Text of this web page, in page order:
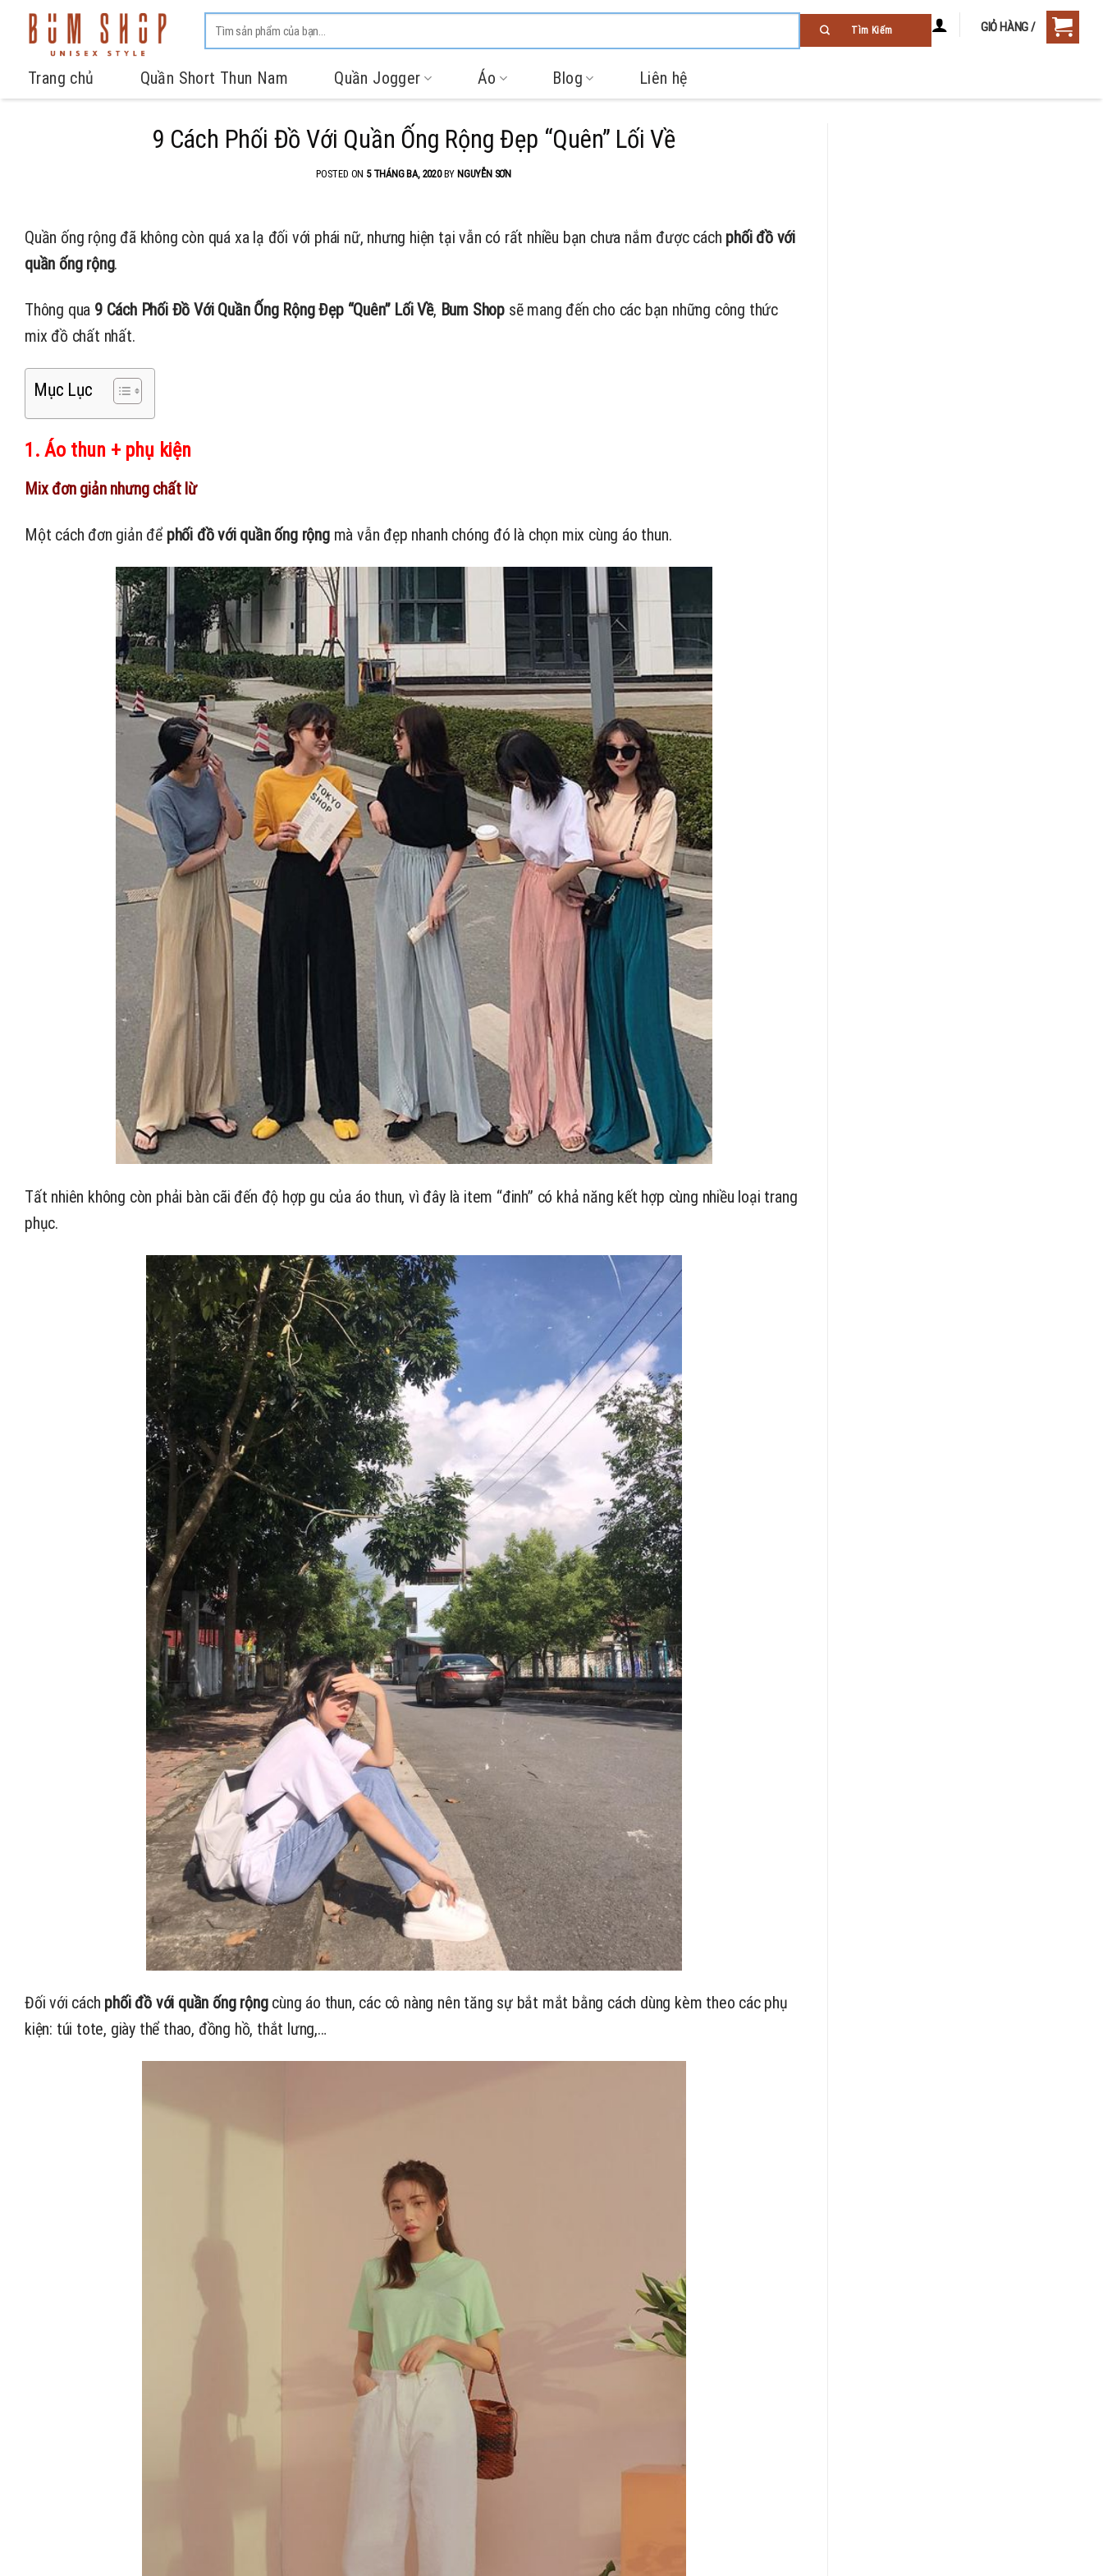
GIỎ HÀNG /
Trang chủ Quần Short Thun Nam Quần Jogger Áo Blog Liên hệ
9 Cách Phối Đồ Với Quần Ống Rộng Đẹp “Quên” Lối Về
POSTED ON 5 THÁNG BA, 2020BY NGUYỄN SƠN
Quần ống rộng đã không còn quá xa lạ đối với phái nữ, nhưng hiện tại vẫn có rất nhiều bạn chưa nắm được cách phối đồ với
quần ống rộng.
Thông qua 9 Cách Phối Đồ Với Quần Ống Rộng Đẹp “Quên” Lối Về, Bum Shop sẽ mang đến cho các bạn những công thức
mix đồ chất nhất.
Mục Lục
1. Áo thun + phụ kiện
Mix đơn giản nhưng chất lừ
Một cách đơn giản để phối đồ với quần ống rộngmà vẫn đẹp nhanh chóng đó là chọn mix cùng áo thun.
Tất nhiên không còn phải bàn cãi đến độ hợp gu của áo thun, vì đây là item “đinh” có khả năng kết hợp cùng nhiều loại trang
phục.
Đối với cách phối đồ với quần ống rộng cùng áo thun, các cô nàng nên tăng sự bắt mắt bằng cách dùng kèm theo các phụ
kiện: túi tote, giày thể thao, đồng hồ, thắt lưng,…